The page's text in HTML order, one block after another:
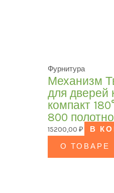
Фурнитура
Механизм
для дверей
компакт
800
15200,00₽
В
О ТОВАРЕ